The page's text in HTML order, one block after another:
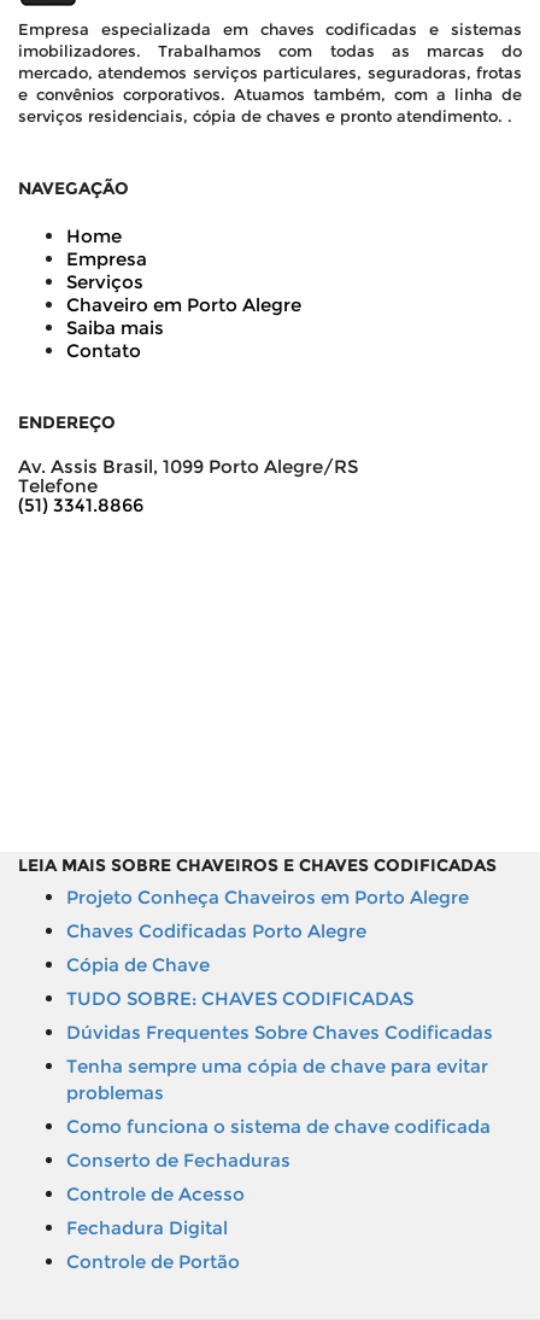
Empresa especializada em chaves codificadas e sistemas
imobilizadores. Trabalhamos com todas as marcas do
mercado, atendemos serviços particulares, seguradoras, frotas
e convênios corporativos. Atuamos também, com a linha de
serviços residenciais, cópia de chaves e pronto atendimento. .
NAVEGAÇÃO
Home
Empresa
Serviços
Chaveiro em Porto Alegre
Saiba mais
Contato
ENDEREÇO
Av. Assis Brasil, 1099 Porto Alegre/RS
Telefone
(51) 3341.8866
LEIA MAIS SOBRE CHAVEIROS E CHAVES CODIFICADAS
Projeto Conheça Chaveiros em Porto Alegre
Chaves Codificadas Porto Alegre
Cópia de Chave
TUDO SOBRE: CHAVES CODIFICADAS
Dúvidas Frequentes Sobre Chaves Codificadas
Tenha sempre uma cópia de chave para evitar
problemas
Como funciona o sistema de chave codificada
Conserto de Fechaduras
Controle de Acesso
Fechadura Digital
Controle de Portão